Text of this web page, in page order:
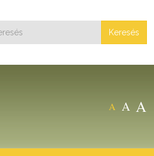
Keresés
A A A